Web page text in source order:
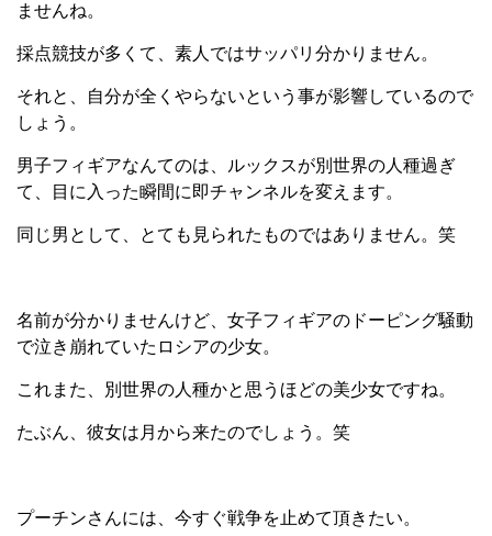
ませんね。
採点競技が多くて、素人ではサッパリ分かりません。
それと、自分が全くやらないという事が影響しているので
しょう。
男子フィギアなんてのは、ルックスが別世界の人種過ぎ
て、目に入った瞬間に即チャンネルを変えます。
同じ男として、とても見られたものではありません。笑
名前が分かりませんけど、女子フィギアのドーピング騒動
で泣き崩れていたロシアの少女。
これまた、別世界の人種かと思うほどの美少女ですね。
たぶん、彼女は月から来たのでしょう。笑
プーチンさんには、今すぐ戦争を止めて頂きたい。